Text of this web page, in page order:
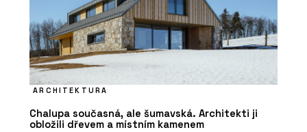
ARCHITEKTURA
Chalupa současná, ale šumavská. Architekti ji
obložili dřevem a místním kamenem